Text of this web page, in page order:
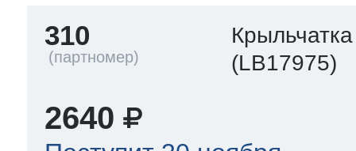
310
(LB17975)
2640